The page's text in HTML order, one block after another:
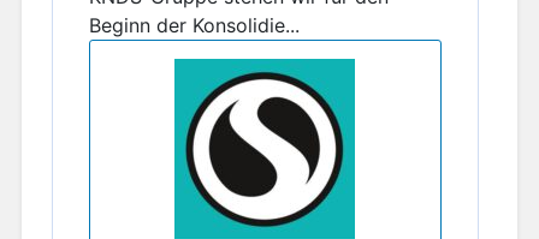
Beginn der Konsolidie...